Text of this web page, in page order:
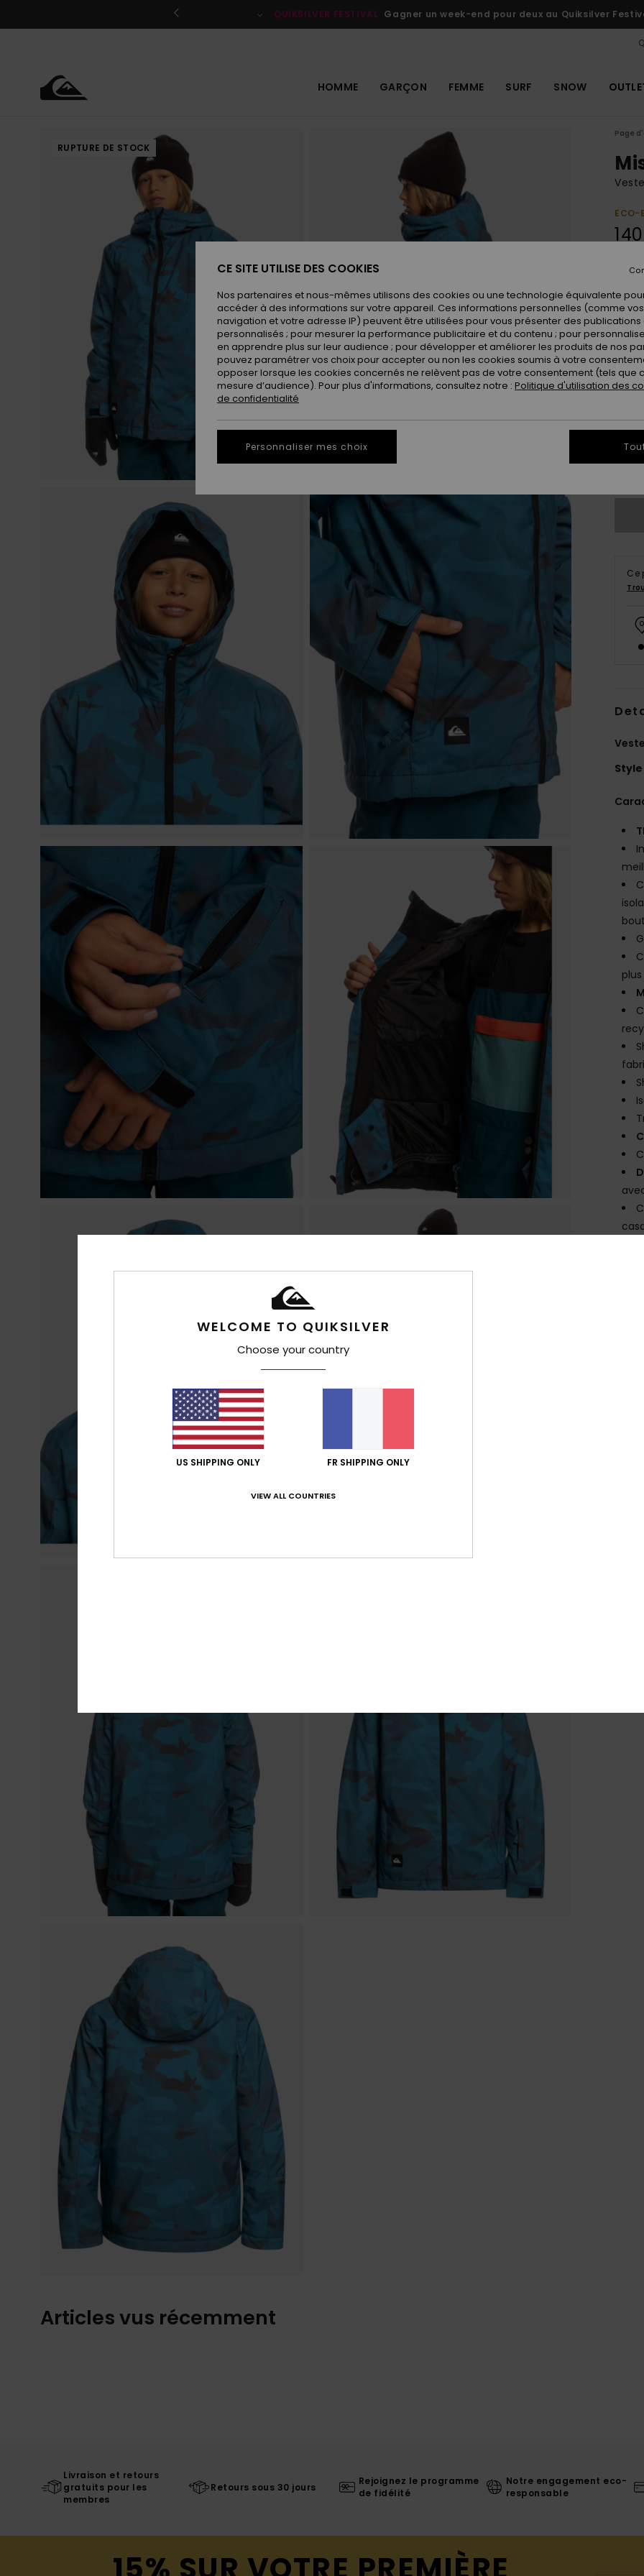
le
QUIKSILVER FESTIVAL Gagner un week-end pour deux au Quiksilver
HOMME GARÇON FEMME SURF SNOW
RUPTURE DE STOCK
Page
ECO-
Ce
Style
Articles vus récemment
Livraison et retours
gratuits pour les
membres
Retours sous 30 jours
Rejoignez le programme
de fidélité
Notre engagement eco-
responsable
WELCOME TO QUIKSILVER
Choose your country
US SHIPPING ONLY FR SHIPPING ONLY
VIEW ALL COUNTRIES
CE SITE UTILISE DES COOKIES
Nos partenaires et nous-mêmes utilisons des cookies ou une technologie équivalente
accéder à des informations sur votre appareil. Ces informations personnelles (comme
navigation et votre adresse IP) peuvent être utilisées pour vous présenter des publications
personnalisés ; pour mesurer la performance publicitaire et du contenu ; pour
en apprendre plus sur leur audience ; pour développer et améliorer les produits de nos
pouvez paramétrer vos choix pour accepter ou non les cookies soumis à votre
opposer lorsque les cookies concernés ne relèvent pas de votre consentement (tels que
mesure d’audience). Pour plus d'informations, consultez notre : Politique d'utilisation des
de confidentialité
Personnaliser mes choix